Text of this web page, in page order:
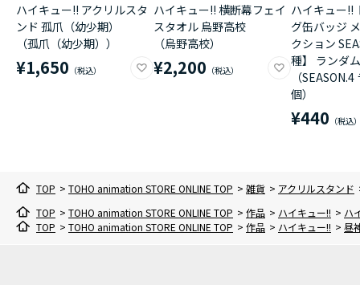
ハイキュー!! アクリルスタ
ンド 孤爪（幼少期）
（孤爪（幼少期））
¥1,650
ハイキュー!! 横断幕フェイ
スタオル 烏野高校
（烏野高校）
¥2,200
ハイキュー!!
グ缶バッジ
クション
種】 ランダ
（
個）
¥440
TOP > TOHO animation STORE ONLINE TOP > 雑貨 > アクリルスタンド
TOP > TOHO animation STORE ONLINE TOP > 作品 > ハイキュー!! > ハ
TOP > TOHO animation STORE ONLINE TOP > 作品 > ハイキュー!! > 昼